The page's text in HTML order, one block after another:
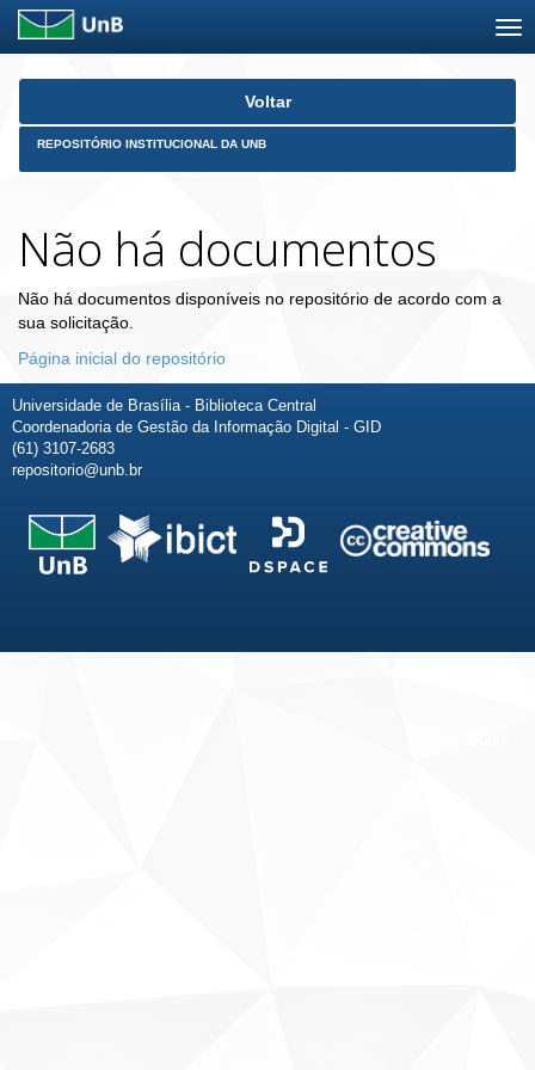
Skip
Voltar
REPOSITÓRIO INSTITUCIONAL DA UNB
Não há documentos
Não há documentos disponíveis no repositório de acordo com a
sua solicitação.
Página inicial do repositório
Universidade de Brasília - Biblioteca Central
Coordenadoria de Gestão da Informação Digital - GID
(61) 3107-2683
repositorio@unb.br